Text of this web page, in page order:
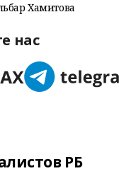
Хамитова
нас
РБ